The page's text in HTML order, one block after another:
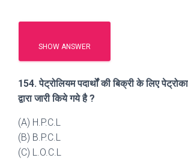
SHOW ANSWER
154. पेट्रोलियम पदार्थों की बिक्री के लिए
द्वारा जारी किये गये है ?
(A) H.P.C.L
(B) B.P.C.L
(C) L.O.C.L